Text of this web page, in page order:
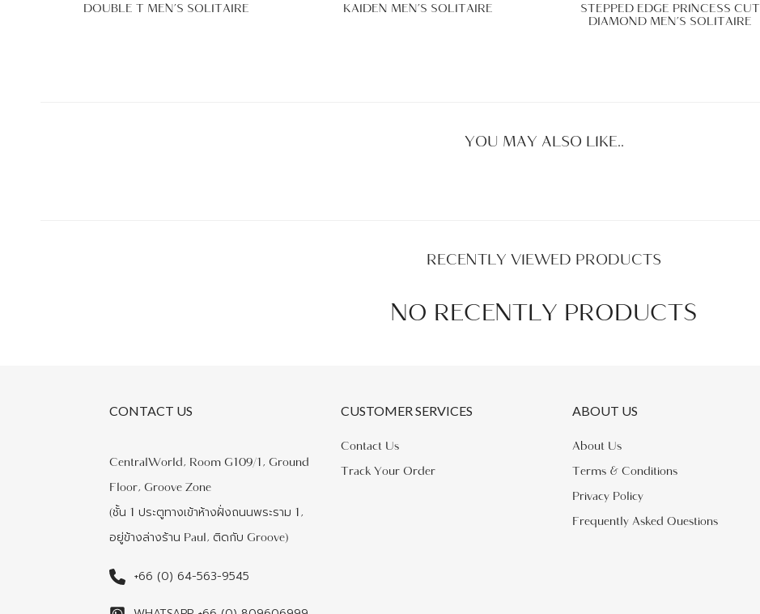
DOUBLE T MEN’S SOLITAIRE KAIDEN MEN’S SOLITAIRE
STEPPED EDGE PRINCESS CUT
DIAMOND MEN’S SOLITAIRE
YOU MAY ALSO LIKE..
RECENTLY VIEWED PRODUCTS
NO RECENTLY PRODUCTS
CONTACT US
CentralWorld, Room G109/1, Ground
Floor, Groove Zone
(ชั้น 1 ประตูทางเข้าห้างฝั่งถนนพระราม 1,
อยู่ข้างล่างร้าน Paul, ติดกับ Groove)
+66 (0) 64-563-9545
CUSTOMER SERVICES
Contact Us
Track Your Order
ABOUT US
About Us
Terms & Conditions
Privacy Policy
Frequently Asked Questions